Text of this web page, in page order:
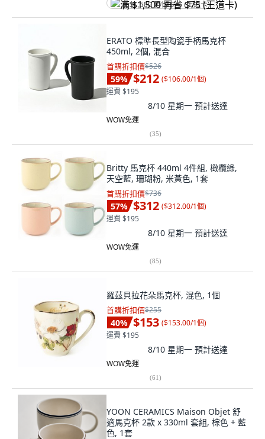
满 $1,500 再省 $75 (王道卡)
ERATO 標準長型陶瓷手柄馬克杯
450ml, 2個, 混合
首購折扣價$526
59% $212 ($106.00/1個)
運費 $195
8/10 星期一 預計送達
WOW免運
(35)
Britty 馬克杯 440ml 4件組, 橄欖綠,
天空藍, 珊瑚粉, 米黃色, 1套
首購折扣價$736
57% $312 ($312.00/1個)
運費 $195
8/10 星期一 預計送達
WOW免運
(85)
羅茲貝拉花朵馬克杯, 混色, 1個
首購折扣價$255
40% $153 ($153.00/1個)
運費 $195
8/10 星期一 預計送達
WOW免運
(61)
YOON CERAMICS Maison Objet 舒
適馬克杯 2款 x 330ml 套組, 棕色 + 藍
色, 1套